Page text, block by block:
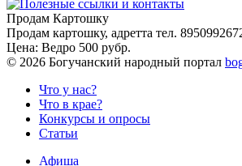
Продам Картошку
Продам картошку, адретта тел.
Цена: Ведро 500 рубр.
© 2026 Богучанский народный портал
Что у нас?
Что в крае?
Конкурсы и опросы
Статьи
Афиша